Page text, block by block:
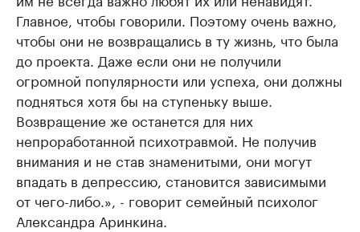
Главное, чтобы говорили. Поэтому очень важно,
чтобы они не возвращались в ту жизнь, что была
до проекта. Даже если они не получили
огромной популярности или успеха, они должны
подняться хотя бы на ступеньку выше.
Возвращение же останется для них
непроработанной психотравмой. Не получив
внимания и не став знаменитыми, они могут
впадать в депрессию, становится зависимыми
от чего-либо.», - говорит семейный психолог
Александра Аринкина.